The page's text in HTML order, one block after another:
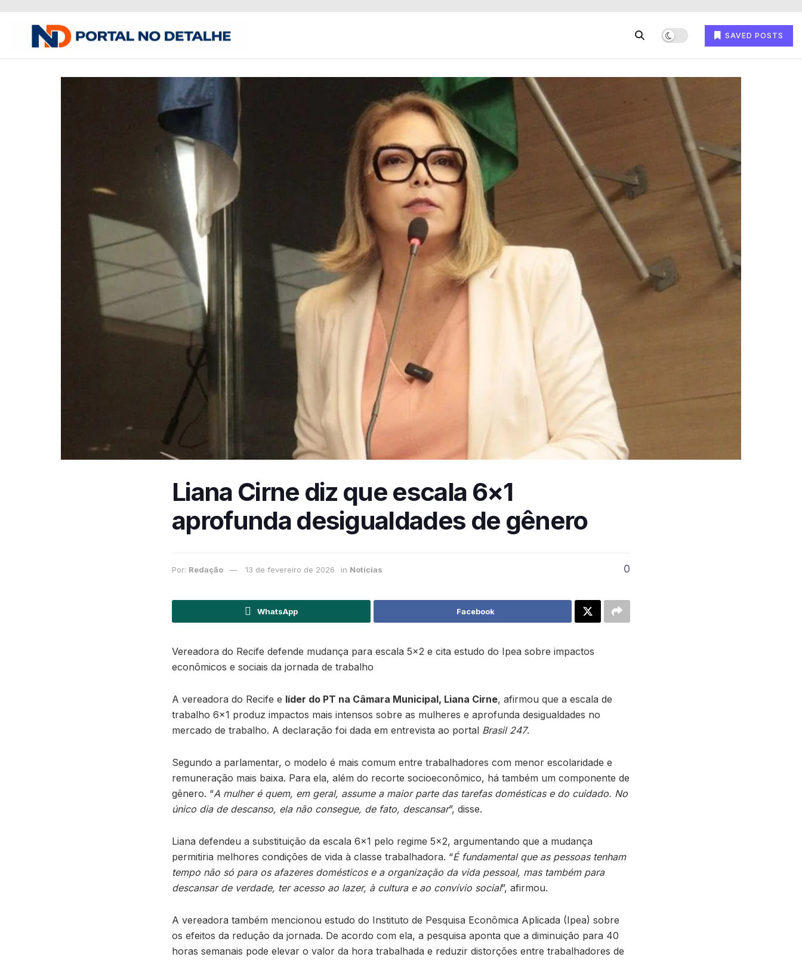
SAVED POSTS
Liana Cirne diz que escala 6×1
aprofunda desigualdades de gênero
Por: Redação 13 de fevereiro de 2026 in Notícias 0
WhatsApp Facebook
Vereadora do Recife defende mudança para escala 5×2 e cita estudo do Ipea sobre impactos
econômicos e sociais da jornada de trabalho
A vereadora do Recife e líder do PT na Câmara Municipal, Liana Cirne, afirmou que a escala de
trabalho 6×1 produz impactos mais intensos sobre as mulheres e aprofunda desigualdades no
mercado de trabalho. A declaração foi dada em entrevista ao portal Brasil 247.
Segundo a parlamentar, o modelo é mais comum entre trabalhadores com menor escolaridade e
remuneração mais baixa. Para ela, além do recorte socioeconômico, há também um componente de
gênero. “A mulher é quem, em geral, assume a maior parte das tarefas domésticas e do cuidado. No
único dia de descanso, ela não consegue, de fato, descansar”, disse.
Liana defendeu a substituição da escala 6×1 pelo regime 5×2, argumentando que a mudança
permitiria melhores condições de vida à classe trabalhadora. “É fundamental que as pessoas tenham
tempo não só para os afazeres domésticos e a organização da vida pessoal, mas também para
descansar de verdade, ter acesso ao lazer, à cultura e ao convívio social”, afirmou.
A vereadora também mencionou estudo do Instituto de Pesquisa Econômica Aplicada (Ipea) sobre
os efeitos da redução da jornada. De acordo com ela, a pesquisa aponta que a diminuição para 40
horas semanais pode elevar o valor da hora trabalhada e reduzir distorções entre trabalhadores de